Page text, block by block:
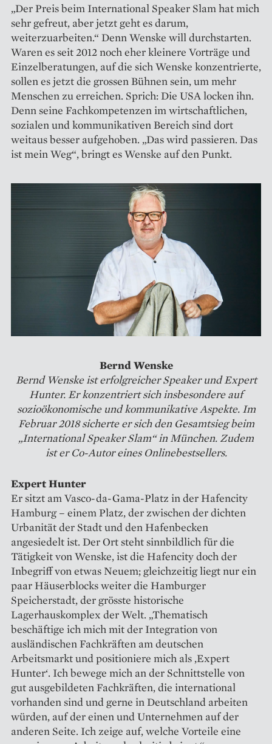
„Der Preis beim International Speaker Slam hat mich
sehr gefreut, aber jetzt geht es darum,
weiterzuarbeiten.“ Denn Wenske will durchstarten.
Waren es seit 2012 noch eher kleinere Vorträge und
Einzelberatungen, auf die sich Wenske konzentrierte,
sollen es jetzt die ­grossen Bühnen sein, um mehr
Menschen zu erreichen. Sprich: Die USA locken ihn.
Denn seine Fachkompetenzen im wirtschaftlichen,
sozialen und kommunikativen Bereich sind dort
weitaus besser aufgehoben. „Das wird passieren. Das
ist mein Weg“, bringt es Wenske auf den Punkt.
Bernd Wenske
Bernd Wenske ist erfolgreicher Speaker und Expert
Hunter. Er konzentriert sich insbesondere auf
sozioökonomische und kommunikative Aspekte. Im
Februar 2018 sicherte er sich den Gesamtsieg beim
„International Speaker Slam“ in München. Zudem
ist er Co-Autor eines Onlinebestsellers.
Expert Hunter
Er sitzt am Vasco-da-Gama-Platz in der Hafencity
Hamburg – einem Platz, der zwischen der dichten
Urbanität der Stadt und den Hafenbecken
angesiedelt ist. Der Ort steht sinnbildlich für die
Tätigkeit von Wenske, ist die Hafencity doch der
Inbegriff von etwas Neuem; gleichzeitig liegt nur ein
paar Häuserblocks weiter die Hamburger
Speicherstadt, der grösste historische
Lagerhauskomplex der Welt. „Thematisch
beschäftige ich mich mit der ­Integration von
ausländischen Fachkräften am deutschen
Arbeitsmarkt und positioniere mich als ‚Expert
Hunter‘. Ich bewege mich an der Schnittstelle von
gut ausgebildeten Fachkräften, die international
vorhanden sind und gerne in Deutschland arbeiten
würden, auf der einen und Unternehmen auf der
anderen Seite. Ich zeige auf, welche Vorteile eine